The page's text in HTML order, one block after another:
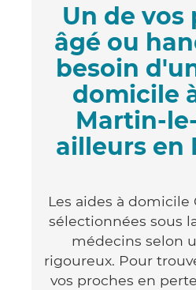
Un de vos
âgé ou
besoin
domicile
Martin-
ailleurs en
Les aides à domicile
sélectionnées sous
médecins selon
rigoureux. Pour
vos proches en